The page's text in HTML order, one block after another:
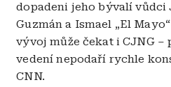
dopadeni jeho bývalí vůdci
Guzmán a Ismael „El
vývoj může čekat i CJNG –
vedení nepodaří rychle
CNN.